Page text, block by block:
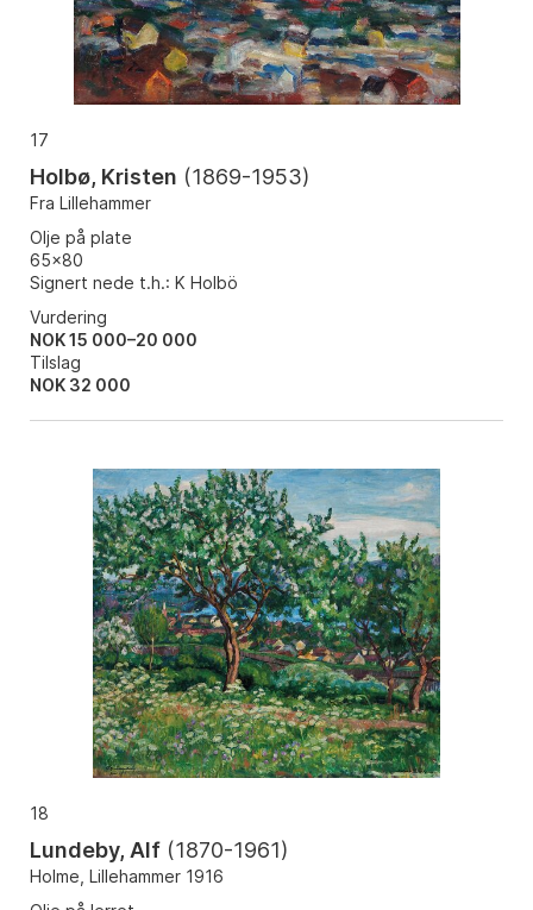
17
Holbø, Kristen (1869-1953)
Fra Lillehammer
Olje på plate
65x80
Signert nede t.h.: K Holbö
Vurdering
NOK 15 000–20 000
Tilslag
NOK 32 000
18
Lundeby, Alf (1870-1961)
Holme, Lillehammer 1916